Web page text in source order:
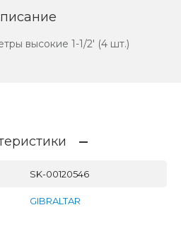
высокие 1-1/2' (4 шт.)
SK-00120546
GIBRALTAR